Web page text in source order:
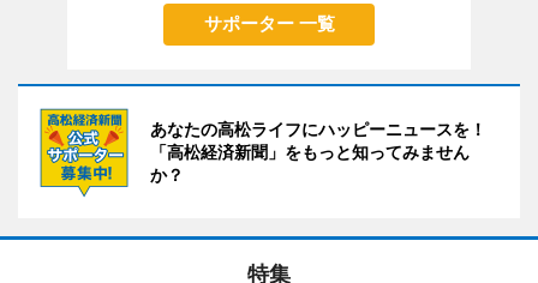
サポーター 一覧
あなたの高松ライフにハッピーニュースを！
「高松経済新聞」をもっと知ってみません
か？
特集